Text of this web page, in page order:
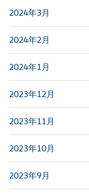
2024年3月
2024年2月
2024年1月
2023年12月
2023年11月
2023年10月
2023年9月